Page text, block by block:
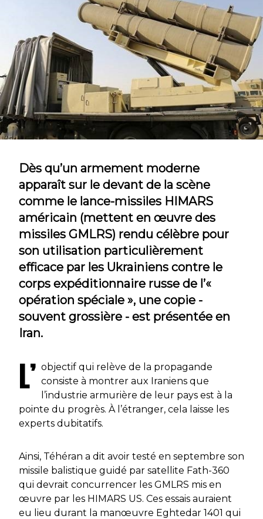
Dès qu’un armement moderne
apparaît sur le devant de la scène
comme le lance-missiles HIMARS
américain (mettent en œuvre des
missiles GMLRS) rendu célèbre pour
son utilisation particulièrement
efficace par les Ukrainiens contre le
corps expéditionnaire russe de l’«
opération spéciale », une copie -
souvent grossière - est présentée en
Iran.
L’ objectif qui relève de la propagande
consiste à montrer aux Iraniens que
l’industrie armurière de leur pays est à la
pointe du progrès. À l’étranger, cela laisse les
experts dubitatifs.
Ainsi, Téhéran a dit avoir testé en septembre son
missile balistique guidé par satellite Fath-360
qui devrait concurrencer les GMLRS mis en
œuvre par les HIMARS US. Ces essais auraient
eu lieu durant la manœuvre Eghtedar 1401 qui